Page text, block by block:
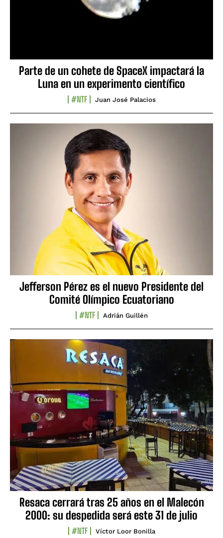
Parte de un cohete de SpaceX impactará la
Luna en un experimento científico
#NTF Juan José Palacios
Jefferson Pérez es el nuevo Presidente del
Comité Olímpico Ecuatoriano
#NTF Adrián Guillén
Resaca cerrará tras 25 años en el Malecón
2000: su despedida será este 31 de julio
#NTF Víctor Loor Bonilla